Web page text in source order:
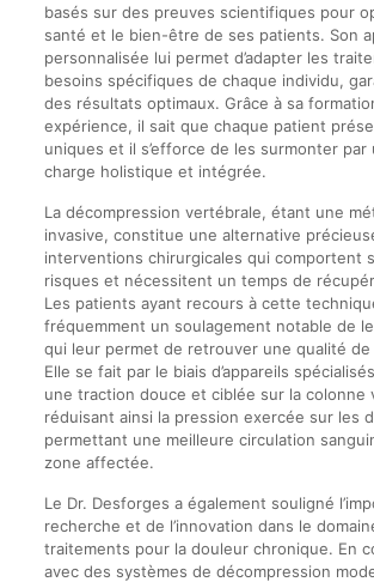
basés sur des preuves scientifiques pour
santé et le bien-être de ses patients. Son
personnalisée lui permet d’adapter les
besoins spécifiques de chaque individu,
des résultats optimaux. Grâce à sa
expérience, il sait que chaque patient
uniques et il s’efforce de les surmonter par
charge holistique et intégrée.
La décompression vertébrale, étant une
invasive, constitue une alternative
interventions chirurgicales qui comportent
risques et nécessitent un temps de
Les patients ayant recours à cette
fréquemment un soulagement notable de
qui leur permet de retrouver une qualité de
Elle se fait par le biais d’appareils
une traction douce et ciblée sur la colonne
réduisant ainsi la pression exercée sur les
permettant une meilleure circulation
zone affectée.
Le Dr. Desforges a également souligné
recherche et de l’innovation dans le
traitements pour la douleur chronique. En
avec des systèmes de décompression